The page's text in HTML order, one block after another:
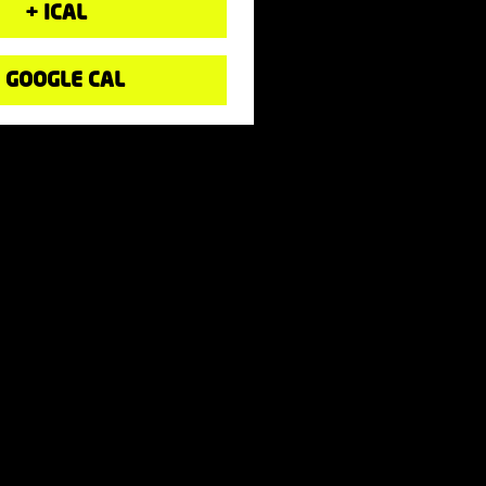
+ ICAL
CAL